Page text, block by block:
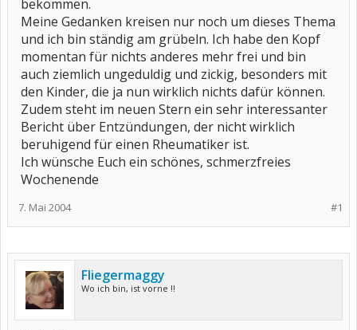
bekommen.
Meine Gedanken kreisen nur noch um dieses Thema
und ich bin ständig am grübeln. Ich habe den Kopf
momentan für nichts anderes mehr frei und bin
auch ziemlich ungeduldig und zickig, besonders mit
den Kinder, die ja nun wirklich nichts dafür können.
Zudem steht im neuen Stern ein sehr interessanter
Bericht über Entzündungen, der nicht wirklich
beruhigend für einen Rheumatiker ist.
Ich wünsche Euch ein schönes, schmerzfreies
Wochenende
#1
7. Mai 2004
Fliegermaggy
Wo ich bin, ist vorne !!